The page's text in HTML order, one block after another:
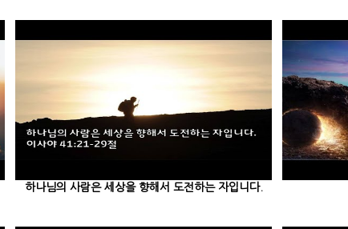
하나님의 사람은 세상을 향해서 도전하는 자입니다.